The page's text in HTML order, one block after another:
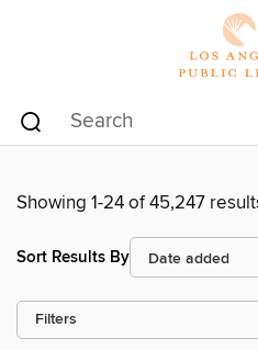
Showing 1-24 of 45,247
Sort Results By
Filters